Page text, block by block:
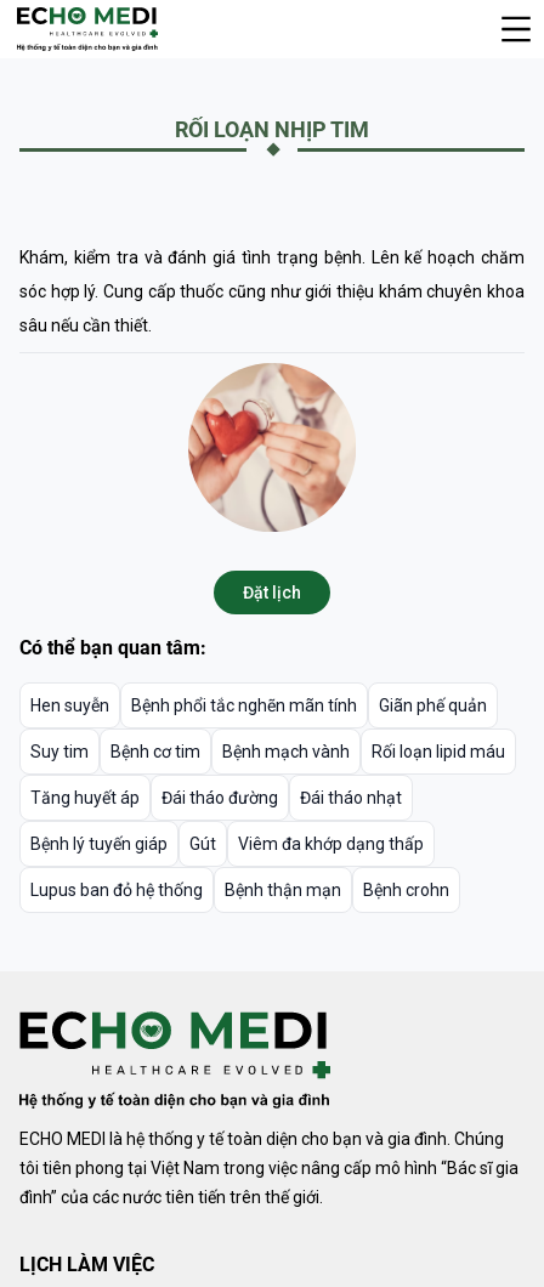
RỐI LOẠN NHỊP TIM
Khám, kiểm tra và đánh giá tình trạng bệnh. Lên kế hoạch chăm
sóc hợp lý. Cung cấp thuốc cũng như giới thiệu khám chuyên khoa
sâu nếu cần thiết.
Đặt lịch
Có thể bạn quan tâm:
Hen suyễn Bệnh phổi tắc nghẽn mãn tính Giãn phế quản
Suy tim Bệnh cơ tim Bệnh mạch vành Rối loạn lipid máu
Tăng huyết áp Đái tháo đường Đái tháo nhạt
Bệnh lý tuyến giáp Gút Viêm đa khớp dạng thấp
Lupus ban đỏ hệ thống Bệnh thận mạn Bệnh crohn
ECHO MEDI là hệ thống y tế toàn diện cho bạn và gia đình. Chúng
tôi tiên phong tại Việt Nam trong việc nâng cấp mô hình “Bác sĩ gia
đình” của các nước tiên tiến trên thế giới.
LỊCH LÀM VIỆC